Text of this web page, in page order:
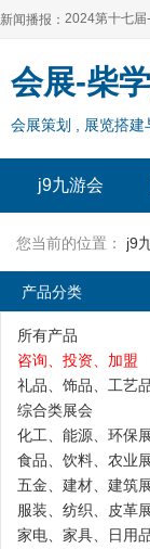
新闻播报：
2024上海自有
2024全球自有
2024上海自
2024第十七届
2024全球自有
2024年上海--
会展-柴
会展策划 , 展览搭建
j9九游会
您当前的位置： j9
产品分类
所有产品
咨询、投资、加盟
礼品、饰品、工艺
综合类展会
化工、能源、环保
食品、饮料、农业
五金、建材、建筑
服装、纺织、皮革
家电、家具、日用